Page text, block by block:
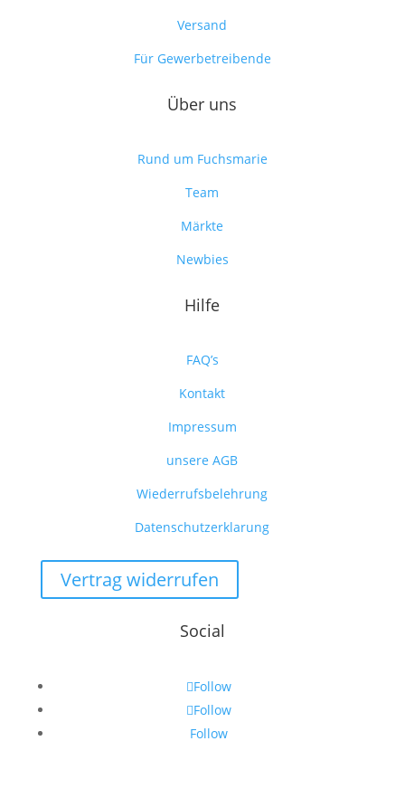
Versand
Für Gewerbetreibende
Über uns
Rund um Fuchsmarie
Team
Märkte
Newbies
Hilfe
FAQ’s
Kontakt
Impressum
unsere AGB
Wiederrufsbelehrung
Datenschutzerklarung
Vertrag widerrufen
Social
Follow
Follow
Follow